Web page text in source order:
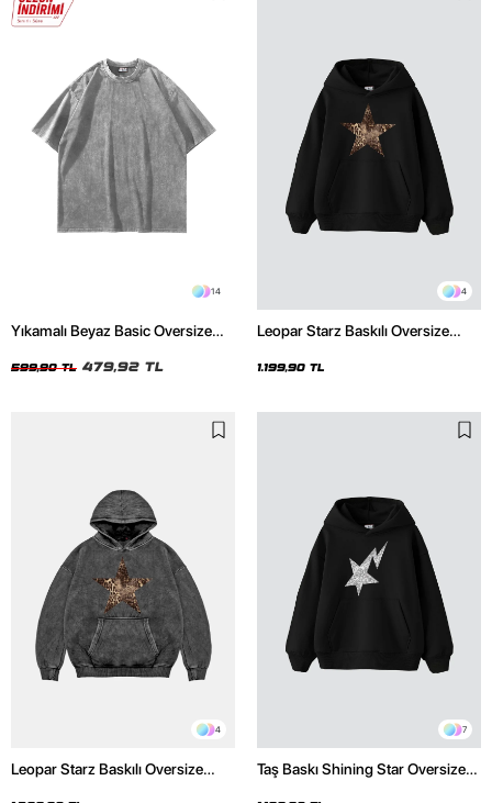
14
Yıkamalı Beyaz Basic Oversize
599,90 TL 479,92 TL
4
Leopar Starz Baskılı Oversize
1.199,90 TL
4
Leopar Starz Baskılı Oversize
7
Taş Baskı Shining Star Oversize